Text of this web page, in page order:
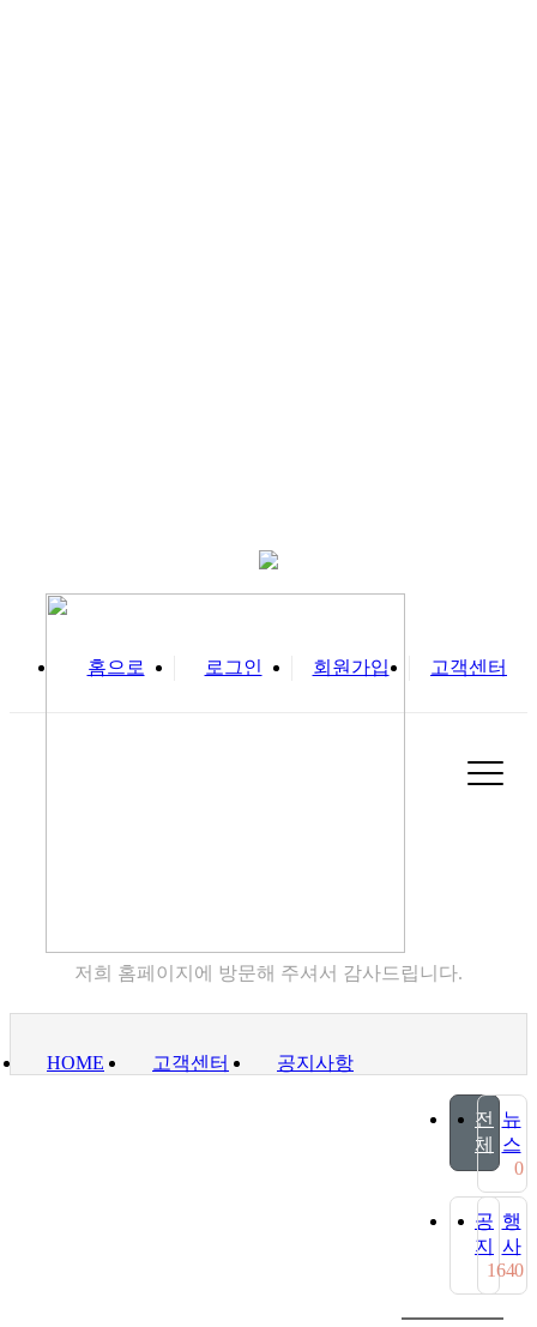
홈으로 로그인 회원가입 고객센터
저희 홈페이지에 방문해 주셔서 감사드립니다.
HOME 고객센터 공지사항
전
체
뉴
스
0
공
지
164
행
사
0